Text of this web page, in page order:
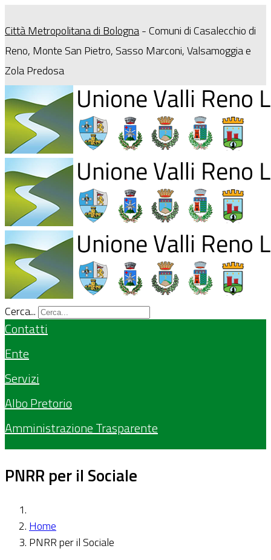
Città Metropolitana di Bologna- Comuni di Casalecchio di
Reno, Monte San Pietro, Sasso Marconi, Valsamoggia e
Zola Predosa
Cerca...
Contatti
Ente
Servizi
Albo Pretorio
Amministrazione Trasparente
PNRR per il Sociale
Home
PNRR per il Sociale